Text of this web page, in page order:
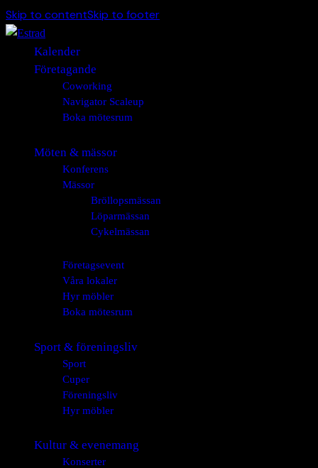
Skip to contentSkip to footer
Kalender
Företagande
Coworking
Navigator Scaleup
Boka mötesrum
Möten & mässor
Konferens
Mässor
Bröllopsmässan
Löparmässan
Cykelmässan
Företagsevent
Våra lokaler
Hyr möbler
Boka mötesrum
Sport & föreningsliv
Sport
Cuper
Föreningsliv
Hyr möbler
Kultur & evenemang
Konserter